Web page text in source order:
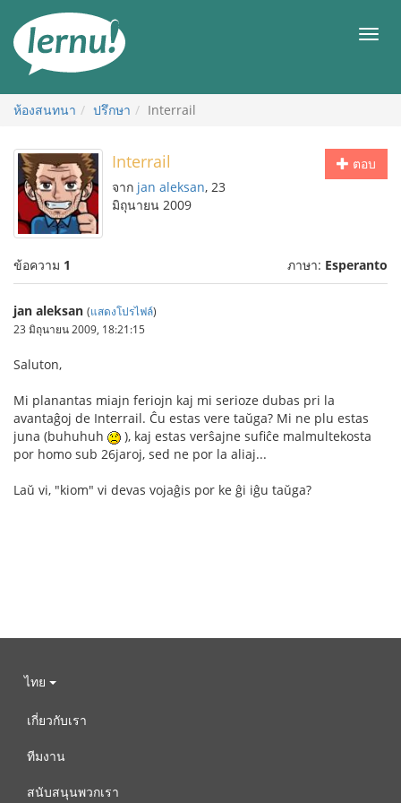
สารบัญ
เมนู
ห้องสนทนา ปรึกษา Interrail
ตอบ
Interrail
จาก jan aleksan, 23
มิถุนายน 2009
ข้อความ 1 ภาษา: Esperanto
jan aleksan (แสดงโปรไฟล์)
23 มิถุนายน 2009, 18:21:15
Saluton,
Mi planantas miajn feriojn kaj mi serioze dubas pri la
avantaĝoj de Interrail. Ĉu estas vere taŭga? Mi ne plu estas
juna (buhuhuh
), kaj estas verŝajne sufiĉe malmultekosta
por homo sub 26jaroj, sed ne por la aliaj...
Laŭ vi, "kiom" vi devas vojaĝis por ke ĝi iĝu taŭga?
ไทย
เกี่ยวกับเรา
ทีมงาน
สนับสนุนพวกเรา